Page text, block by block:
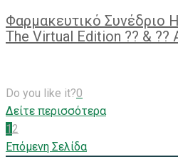
Φαρμακευτικό Συνέδριο
The Virtual Edition ?? & ??
Do you like it?0
Δείτε περισσότερα
12
Επόμενη Σελίδα